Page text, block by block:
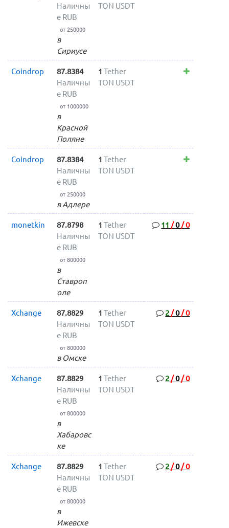
Наличны
е RUB
от 250000
в
Сириусе
TON USDT
Coindrop
87.8384
Наличны
е RUB
от 1000000
в
Красной
Поляне
1 Tether
TON USDT
Coindrop
87.8384
Наличны
е RUB
от 250000
в Адлере
1 Tether
TON USDT
monetkin
87.8798
Наличны
е RUB
от 800000
в
Ставроп
оле
1 Tether
TON USDT
11 /0/0
Xchange
87.8829
Наличны
е RUB
от 800000
в Омске
1 Tether
TON USDT
2 /0/0
Xchange
87.8829
Наличны
е RUB
от 800000
в
Хабаровс
ке
1 Tether
TON USDT
2 /0/0
Xchange
87.8829
Наличны
е RUB
от 800000
в
Ижевске
1 Tether
TON USDT
2 /0/0